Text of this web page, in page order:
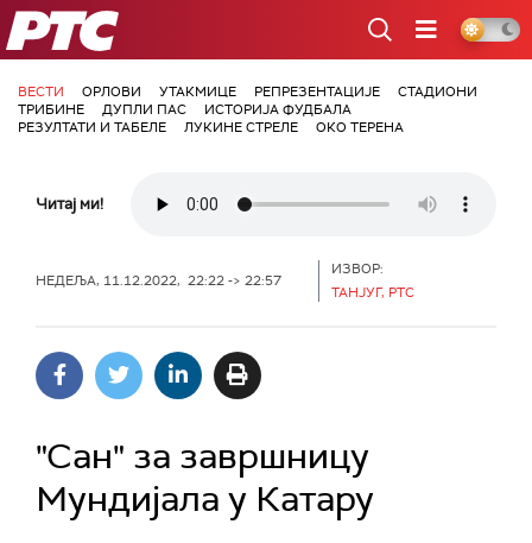
РТС
ВЕСТИ ОРЛОВИ УТАКМИЦЕ РЕПРЕЗЕНТАЦИЈЕ
СТАДИОНИ
ТРИБИНЕ
ДУПЛИ ПАС
ИСТОРИЈА ФУДБАЛА
РЕЗУЛТАТИ И ТАБЕЛЕ
ЛУКИНЕ СТРЕЛЕ ОКО ТЕРЕНА
Читај ми!
НЕДЕЉА, 11.12.2022, 22:22 -> 22:57
ИЗВОР:
ТАНЈУГ, РТС
"Сан" за завршницу
Мундијала у Катару